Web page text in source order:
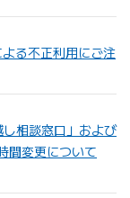
る不正利用にご注
し相談窓口」および
間変更について